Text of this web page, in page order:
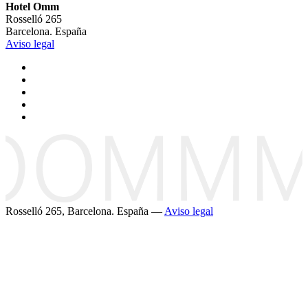
Hotel Omm
Rosselló 265
Barcelona. España
Aviso legal
Rosselló 265, Barcelona. España —Aviso legal